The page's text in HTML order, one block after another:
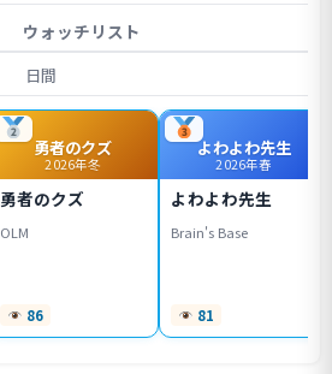
ウォッチリスト
日間
勇者のクズ
2026年冬
勇者のクズ
OLM
86
よわよわ先生
2026年春
よわよわ先生
Brain's Base
81